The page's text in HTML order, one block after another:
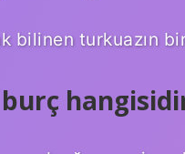
bilinen turkuazın